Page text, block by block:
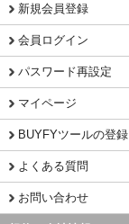
新規会員登録
会員ログイン
パスワード再設定
マイページ
BUYFYツールの登録
よくある質問
お問い合わせ